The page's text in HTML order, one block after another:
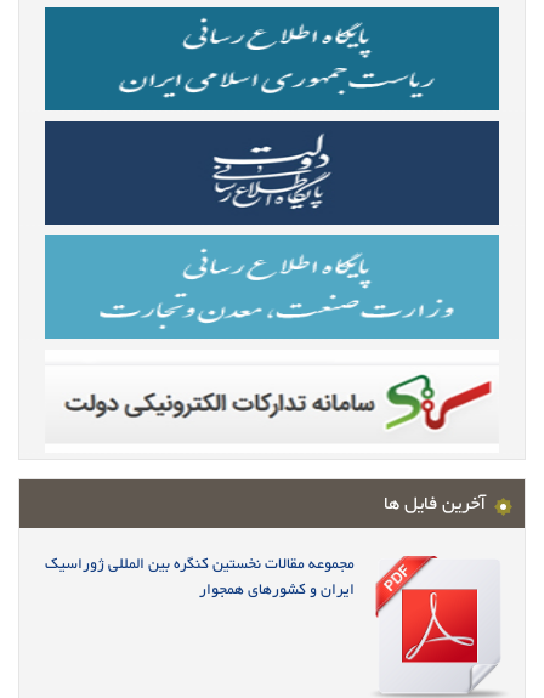
آخرین فایل ها
مجموعه مقالات نخستین کنگره بین المللی ژوراسیک
ایران و کشورهای همجوار